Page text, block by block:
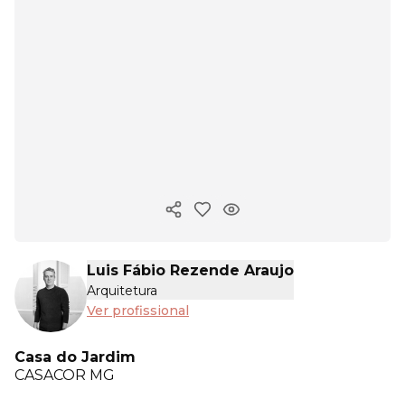
Copiar link
Luis Fábio Rezende Araujo
Arquitetura
Ver profissional
Casa do Jardim
CASACOR MG